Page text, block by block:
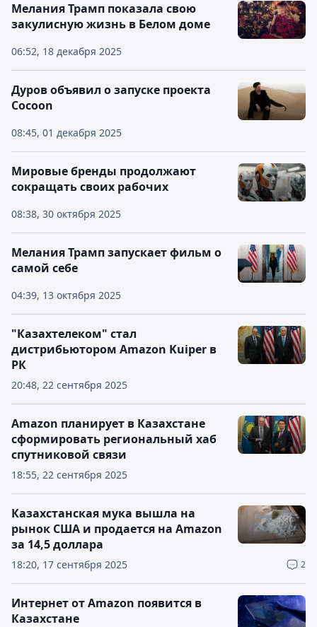
06:52, 18 декабря 2025
Мелания Трамп показала свою
закулисную жизнь в Белом доме
08:45, 01 декабря 2025
Дуров объявил о запуске проекта
Cocoon
08:38, 30 октября 2025
Мировые бренды продолжают
сокращать своих рабочих
04:39, 13 октября 2025
Мелания Трамп запускает фильм о
самой себе
20:48, 22 сентября 2025
"Казахтелеком" стал
дистрибьютором Amazon Kuiper в
РК
18:55, 22 сентября 2025
Amazon планирует в Казахстане
сформировать региональный хаб
спутниковой связи
18:20, 17 сентября 2025 2
Казахстанская мука вышла на
рынок США и продается на Amazon
за 14,5 доллара
Интернет от Amazon появится в
Казахстане